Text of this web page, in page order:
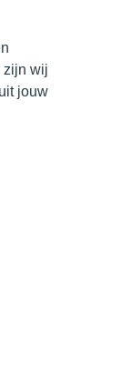
zijn wij
jouw